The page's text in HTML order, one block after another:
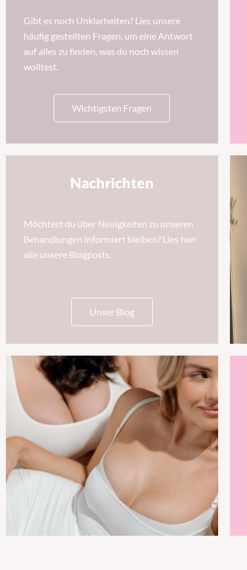
Gibt es noch Unklarheiten? Lies unsere
häufig gestellten Fragen, um eine Antwort
auf alles zu finden, was du noch wissen
wolltest.
Wichtigsten Fragen
Nachrichten
Möchtest du über Neuigkeiten zu unseren
Behandlungen informiert bleiben? Lies hier
alle unsere Blogposts.
Unser Blog